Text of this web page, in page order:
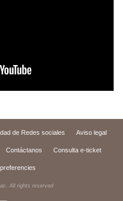
de Redes sociales Aviso legal
Contáctanos Consulta e-ticket
All rights reserved